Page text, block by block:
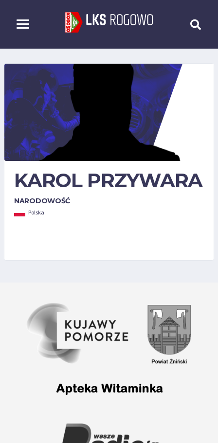
KAROL PRZYWARA
NARODOWOŚĆ
Polska